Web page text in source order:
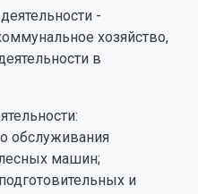
-
хозяйство,
в
обслуживания
машин;
и